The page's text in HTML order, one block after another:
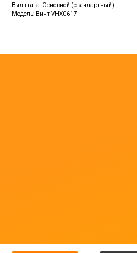
Вид шага: Основной (стандартный)
Модель: Винт VHX0617